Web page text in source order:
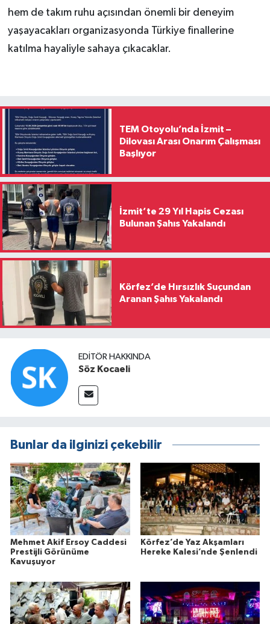
hem de takım ruhu açısından önemli bir deneyim
yaşayacakları organizasyonda Türkiye finallerine
katılma hayaliyle sahaya çıkacaklar.
TEM Otoyolu’nda İzmit –
Dilovası Arası Onarım Çalışması
Başlıyor
İzmit’te 29 Yıl Hapis Cezası
Bulunan Şahıs Yakalandı
Körfez’de Hırsızlık Suçundan
Aranan Şahıs Yakalandı
EDITÖR HAKKINDA
Söz Kocaeli
Bunlar da ilginizi çekebilir
Mehmet Akif Ersoy Caddesi
Prestijli Görünüme
Kavuşuyor
Körfez’de Yaz Akşamları
Hereke Kalesi’nde Şenlendi